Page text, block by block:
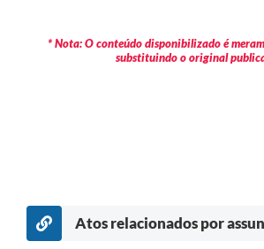
* Nota: O conteúdo disponibilizado é
substituindo o original
Atos relacionados por